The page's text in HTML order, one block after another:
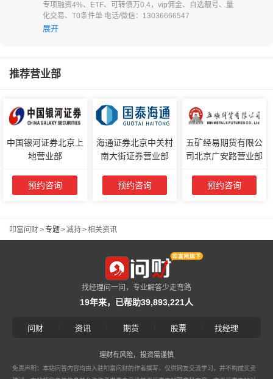
专项融资4%、ETF、可转债万0.4，vip佣金、自选靓号、量
化交易、T0条件单 电话/微信：13036666547
展开
推荐营业部
中国银河证券北京上
地营业部
预约咨询
海通证券北京中关村
南大街证券营业部
预约咨询
五矿经易期货有限公
司北京广安路营业部
预约咨询
叩富问财>专题>减持>相关资讯
找经理问一问，专业解答少走弯路
19年来，已帮助39,893,221人
问财 资讯 期货 股票 找经理
理财有风险，投资需谨慎
免责声明：本站问答内容均由入驻叩富问财的作者撰写，仅供网友交流学习，并不构成买卖